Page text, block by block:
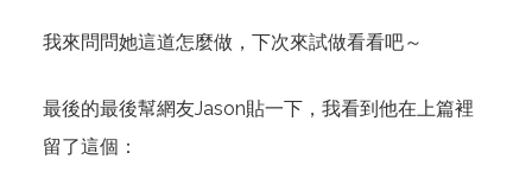
我來問問她這道怎麼做，下次來試做看看吧～
最後的最後幫網友Jason貼一下，我看到他在上篇裡
留了這個：